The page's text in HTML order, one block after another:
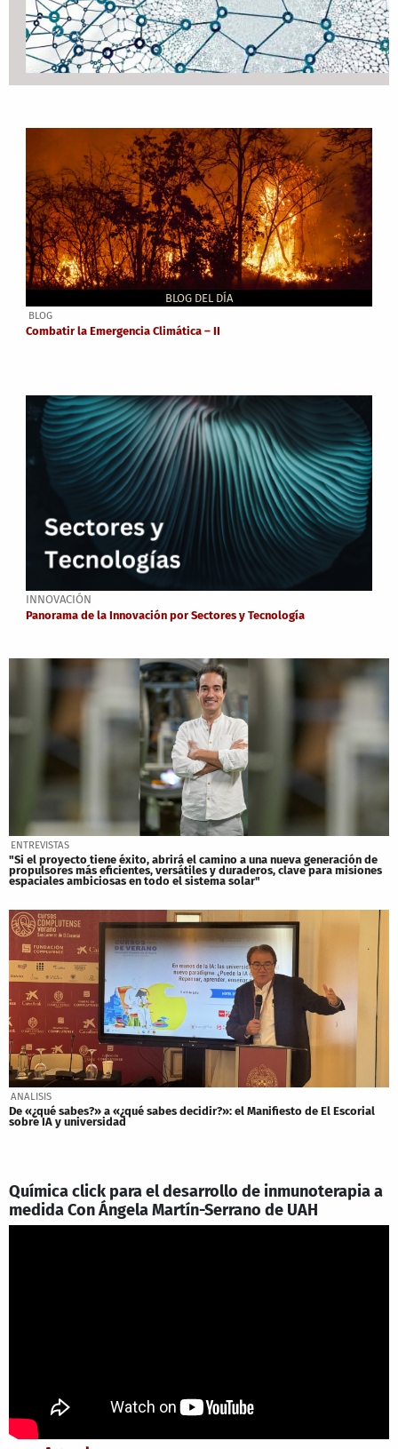
BLOG DEL DÍA
BLOG
Combatir la Emergencia Climática – II
INNOVACIÓN
Panorama de la Innovación por Sectores y Tecnología
ENTREVISTAS
"Si el proyecto tiene éxito, abrirá el camino a una nueva generación de
propulsores más eficientes, versátiles y duraderos, clave para misiones
espaciales ambiciosas en todo el sistema solar"
ANALISIS
De «¿qué sabes?» a «¿qué sabes decidir?»: el Manifiesto de El Escorial
sobre IA y universidad
Química click para el desarrollo de inmunoterapia a
medida Con Ángela Martín-Serrano de UAH